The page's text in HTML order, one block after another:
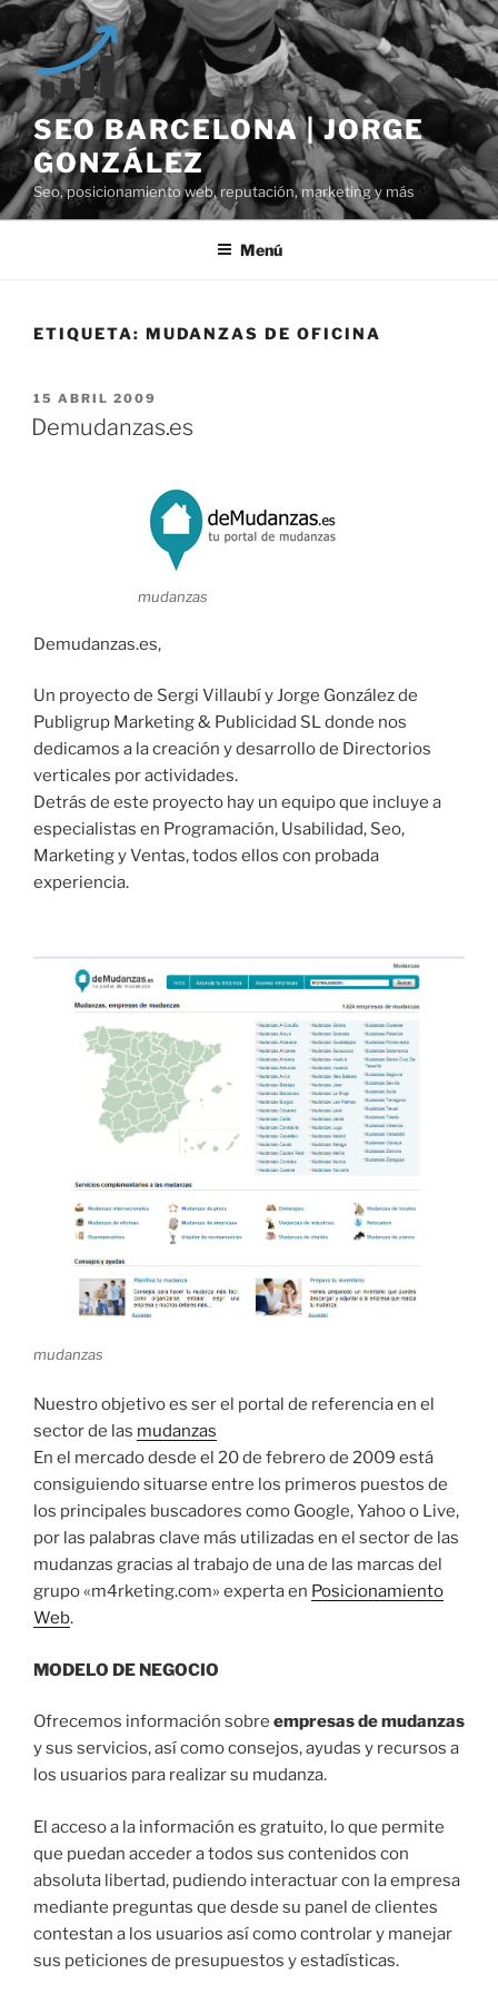
Saltar
al
contenido
SEO BARCELONA | JORGE
GONZÁLEZ
Seo, posicionamiento web, reputación, marketing y más
Menú
ETIQUETA: MUDANZAS DE OFICINA
PUBLICADO
EL
15 ABRIL 2009
Demudanzas.es
mudanzas
Demudanzas.es,
Un proyecto de Sergi Villaubí y Jorge González de
Publigrup Marketing & Publicidad SL donde nos
dedicamos a la creación y desarrollo de Directorios
verticales por actividades.
Detrás de este proyecto hay un equipo que incluye a
especialistas en Programación, Usabilidad, Seo,
Marketing y Ventas, todos ellos con probada
experiencia.
mudanzas
Nuestro objetivo es ser el portal de referencia en el
sector de las mudanzas
En el mercado desde el 20 de febrero de 2009 está
consiguiendo situarse entre los primeros puestos de
los principales buscadores como Google, Yahoo o Live,
por las palabras clave más utilizadas en el sector de las
mudanzas gracias al trabajo de una de las marcas del
grupo «m4rketing.com» experta en Posicionamiento
Web.
MODELO DE NEGOCIO
Ofrecemos información sobre empresas de mudanzas
y sus servicios, así como consejos, ayudas y recursos a
los usuarios para realizar su mudanza.
El acceso a la información es gratuito, lo que permite
que puedan acceder a todos sus contenidos con
absoluta libertad, pudiendo interactuar con la empresa
mediante preguntas que desde su panel de clientes
contestan a los usuarios así como controlar y manejar
sus peticiones de presupuestos y estadísticas.